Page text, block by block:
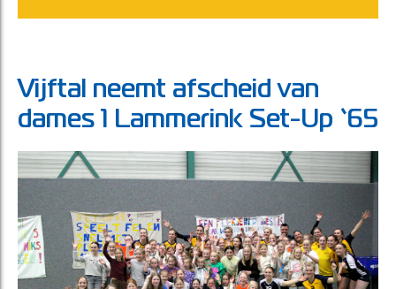
Vijftal neemt afscheid van
dames 1 Lammerink Set-Up ‘65